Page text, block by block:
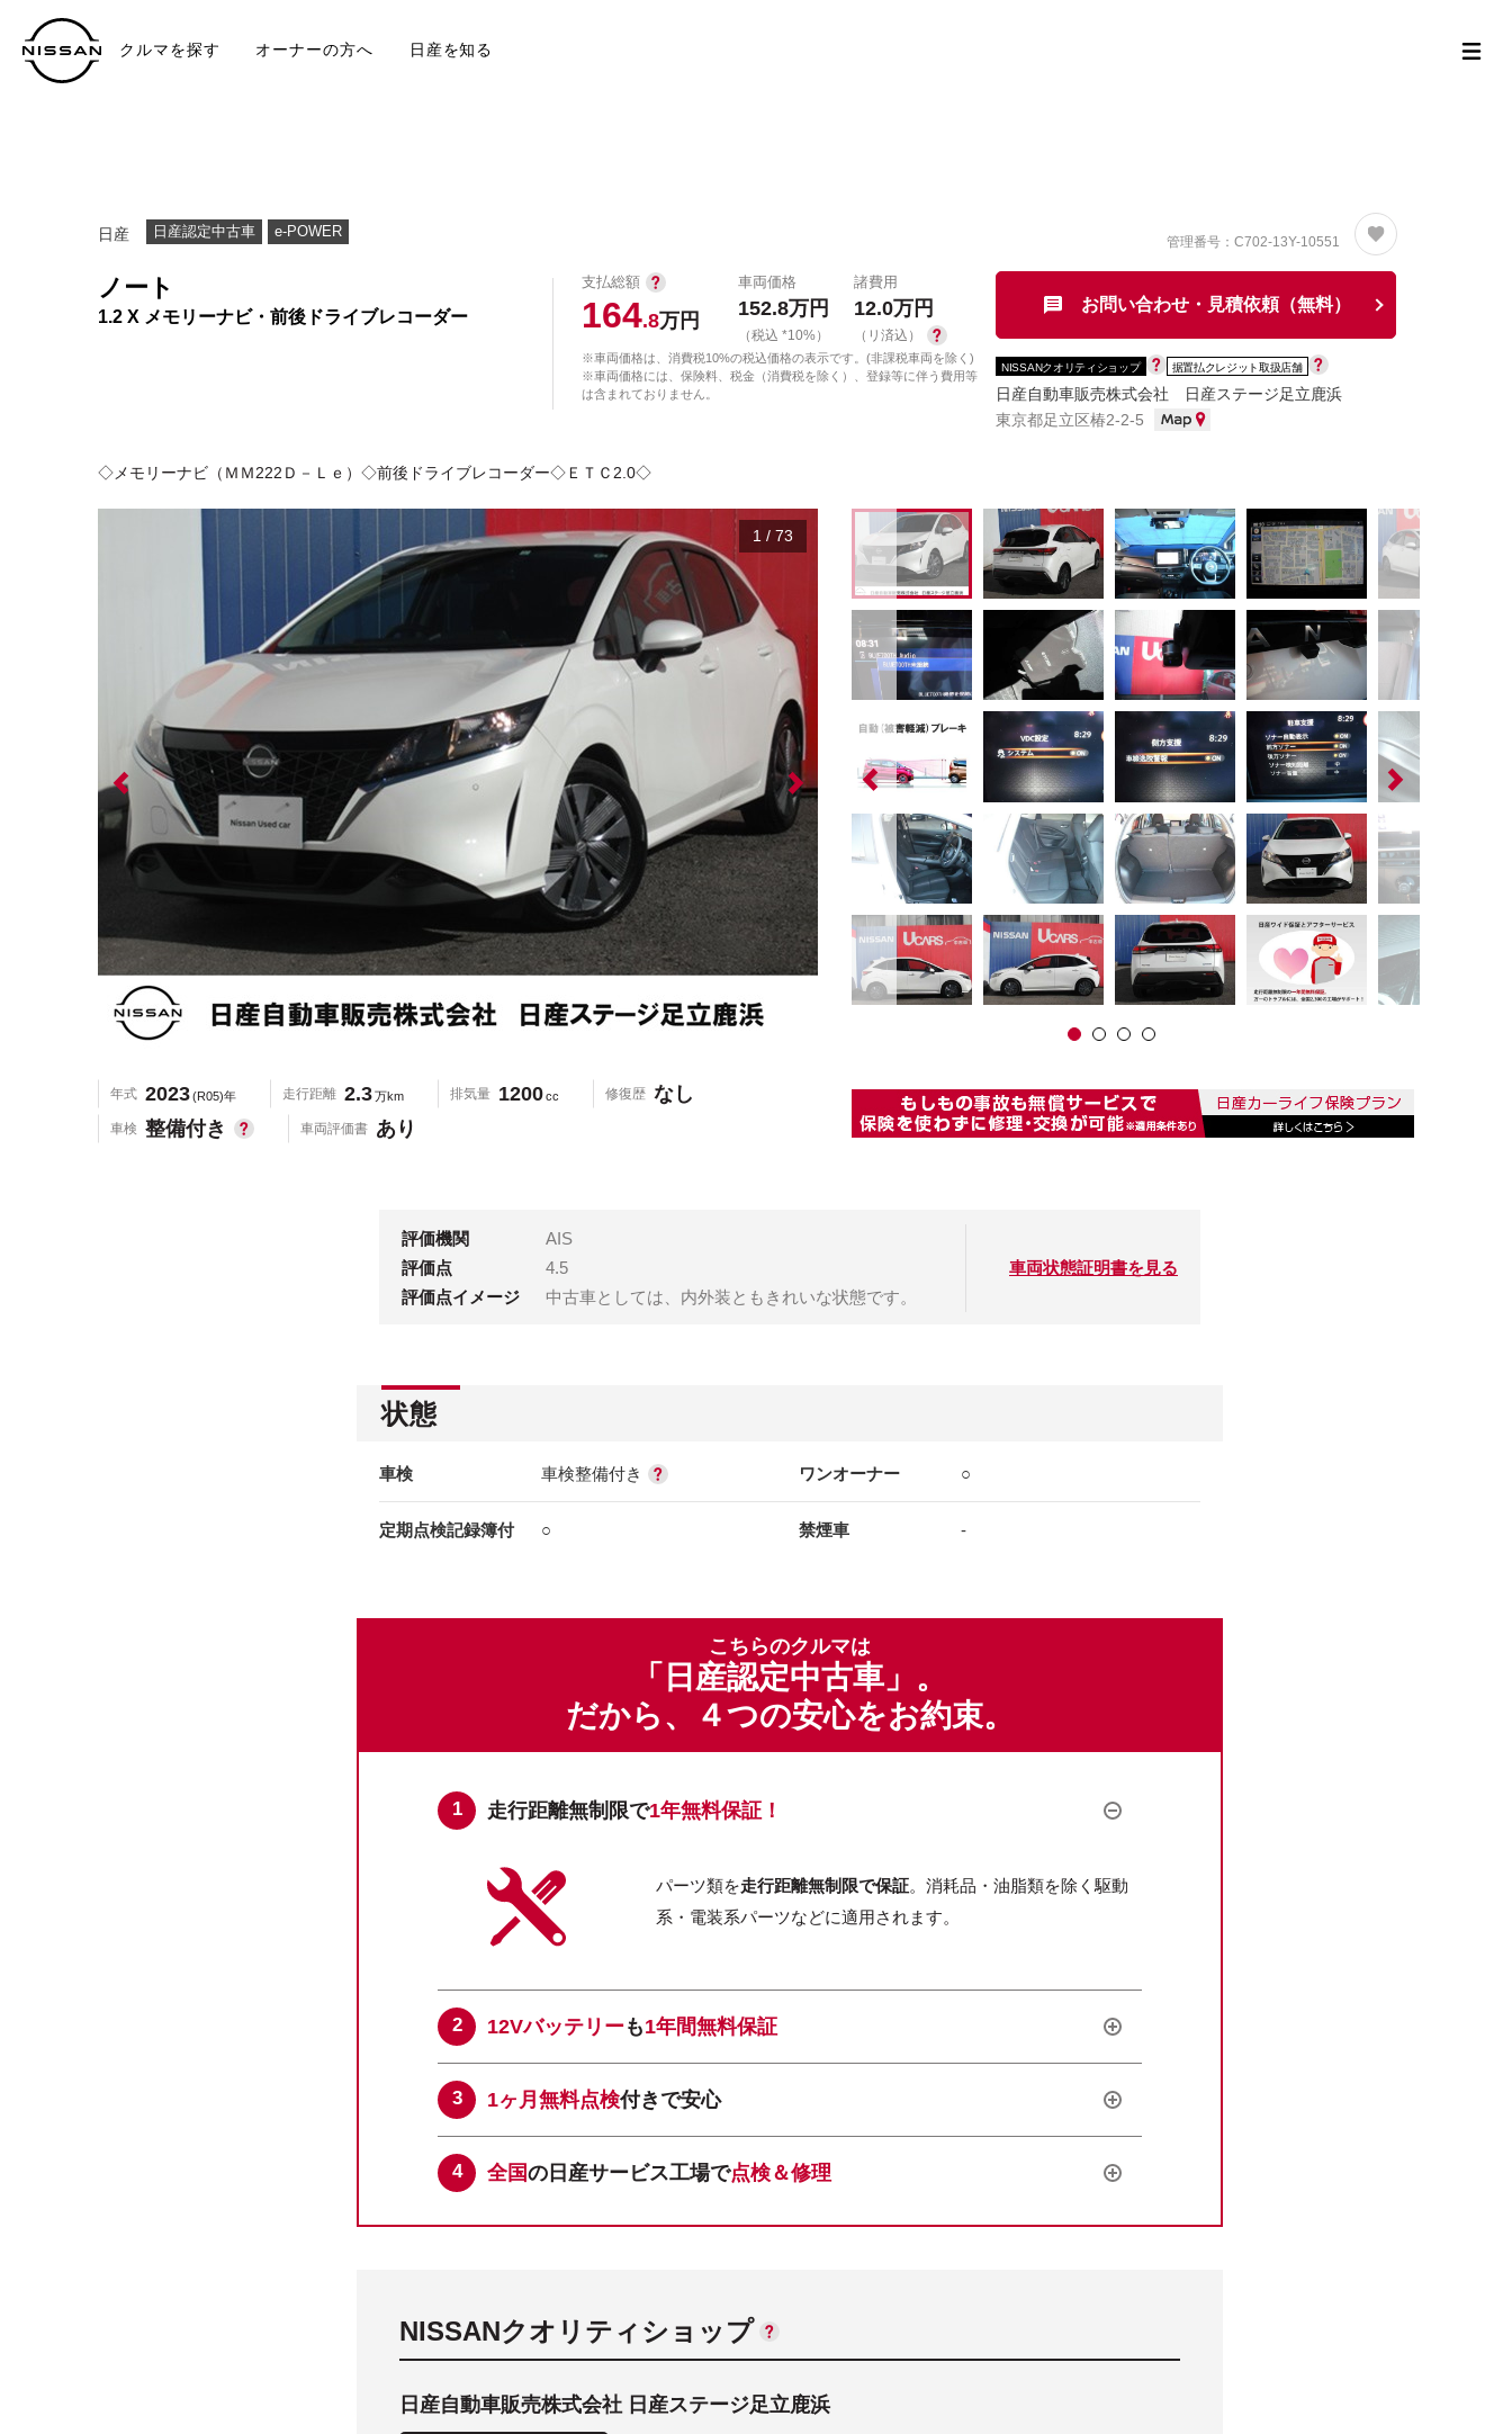
クルマを探す オーナーの方へ 日産を知る
日産 日産認定中古車 e-POWER
ノート
1.2 X メモリーナビ・前後ドライブレコーダー
支払総額
164.8万円
車両価格
152.8万円
（税込 *10%）
諸費用
12.0万円
（リ済込）
※車両価格は、消費税10%の税込価格の表示です。(非課税車両を除く)
※車両価格には、保険料、税金（消費税を除く）、登録等に伴う費用等
は含まれておりません。
◇メモリーナビ（ＭＭ222Ｄ－Ｌｅ）◇前後ドライブレコーダー◇ＥＴＣ2.0◇
管理番号：C702-13Y-10551
お問い合わせ・見積依頼（無料）
NISSANクオリティショップ 据置払クレジット取扱店舗
日産自動車販売株式会社 日産ステージ足立鹿浜
東京都足立区椿2-2-5
1 / 73
年式 2023(R05)年 走行距離 2.3万km 排気量 1200cc 修復歴 なし
車検 整備付き 車両評価書 あり
評価機関
AIS
評価点
4.5
評価点イメージ
中古車としては、内外装ともきれいな状態です。
車両状態証明書を見る
状態
車検 車検整備付き ワンオーナー ○
定期点検記録簿付 ○ 禁煙車 -
こちらのクルマは
「日産認定中古車」。
だから、４つの安心をお約束。
走行距離無制限で1年無料保証！
パーツ類を走行距離無制限で保証。消耗品・油脂類を除く駆動
系・電装系パーツなどに適用されます。
12Vバッテリーも1年間無料保証
1ヶ月無料点検付きで安心
全国の日産サービス工場で点検＆修理
NISSANクオリティショップ
日産自動車販売株式会社 日産ステージ足立鹿浜